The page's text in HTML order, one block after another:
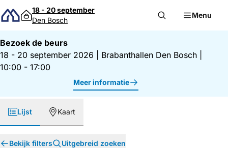
Direct naar inhoud
18 - 20 september
Den Bosch
Menu
Bezoek de beurs
18 - 20 september 2026
Brabanthallen Den Bosch
10:00 - 17:00
Meer informatie
Lijst Kaart
Bekijk filters Uitgebreid zoeken